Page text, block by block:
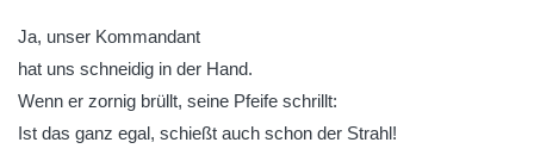
Ja, unser Kommandant
hat uns schneidig in der Hand.
Wenn er zornig brüllt, seine Pfeife schrillt:
Ist das ganz egal, schießt auch schon der Strahl!